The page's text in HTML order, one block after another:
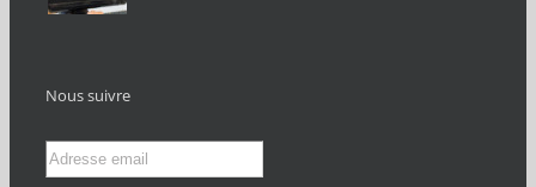
Nous suivre